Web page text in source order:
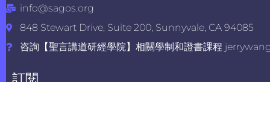
info@sagos.org
848 Stewart Drive, Suite 200, Sunnyvale, CA 94085
咨詢【聖言講道研經學院】相關學制和證書課程
訂閱